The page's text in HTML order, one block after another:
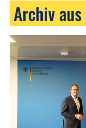
Archiv